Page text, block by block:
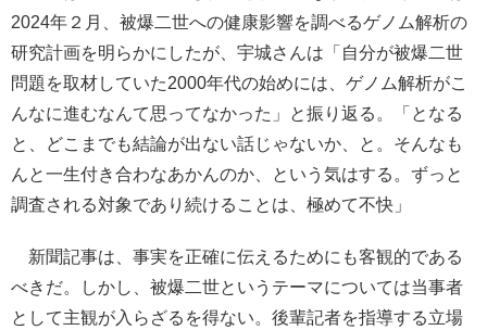
2024年２月、被爆二世への健康影響を調べるゲノム解析の
研究計画を明らかにしたが、宇城さんは「自分が被爆二世
問題を取材していた2000年代の始めには、ゲノム解析がこ
んなに進むなんて思ってなかった」と振り返る。「となる
と、どこまでも結論が出ない話じゃないか、と。そんなも
んと一生付き合わなあかんのか、という気はする。ずっと
調査される対象であり続けることは、極めて不快」
新聞記事は、事実を正確に伝えるためにも客観的である
べきだ。しかし、被爆二世というテーマについては当事者
として主観が入らざるを得ない。後輩記者を指導する立場